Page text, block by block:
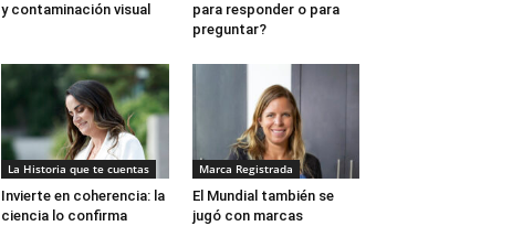
y contaminación visual
para responder o para
preguntar?
La Historia que te cuentas
Invierte en coherencia: la
ciencia lo confirma
Marca Registrada
El Mundial también se
jugó con marcas